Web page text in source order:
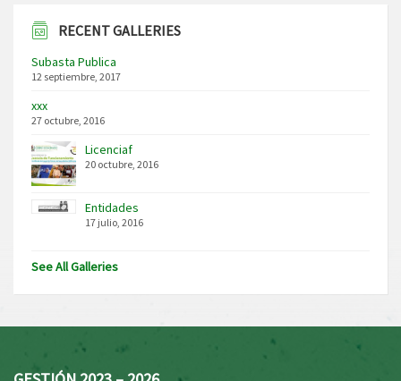
RECENT GALLERIES
Subasta Publica
12 septiembre, 2017
xxx
27 octubre, 2016
Licenciaf
20 octubre, 2016
Entidades
17 julio, 2016
See All Galleries